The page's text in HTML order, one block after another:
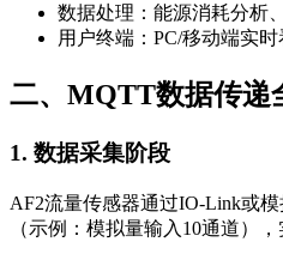
数据处理：能源消耗分析
用户终端：PC/移动端实时
二、MQTT数据传递
1. 数据采集阶段
AF2流量传感器通过IO-Link或
（示例：模拟量输入10通道），